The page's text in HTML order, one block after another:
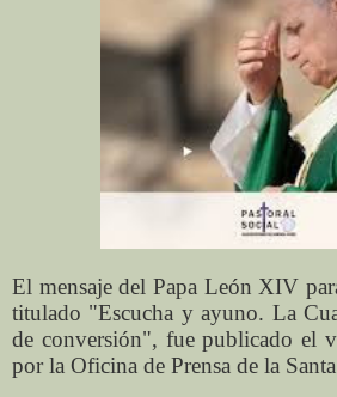
El mensaje del Papa León XIV
titulado "Escucha y ayuno. La
de conversión", fue publicado el
por la Oficina de Prensa de la